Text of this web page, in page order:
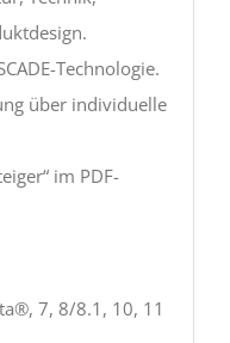
Technologie.
über individuelle
im PDF-
7, 8/8.1, 10, 11